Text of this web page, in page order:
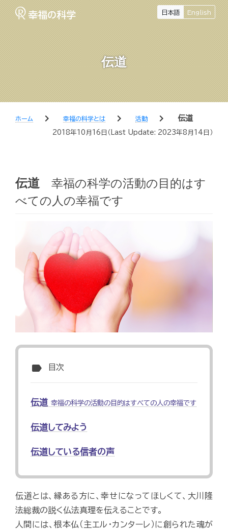
日本語 English
伝道
ホーム chevron_right 幸福の科学とは chevron_right 活動 chevron_right 伝道
2018年10月16日 （Last Update: 2023年8月14日 ）
伝道
幸福の科学の活動の目的はす
べての人の幸福です
label 目次
伝道 幸福の科学の活動の目的はすべての人の幸福です
伝道してみよう
伝道している信者の声
伝道とは、縁ある方に、幸せになってほしくて、大川隆
法総裁の説く仏法真理を伝えることです。
人間には、根本仏（主エル・カンターレ）に創られた魂が